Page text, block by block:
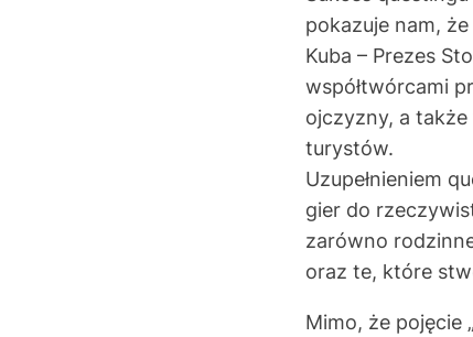
pokazuje nam,
Kuba – Prezes
współtwórcami
ojczyzny, a
turystów.
Uzupełnieniem
gier do
zarówno
oraz te, które
Mimo, że pojęcie